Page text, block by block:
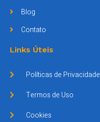
Blog
Contato
Links Úteis
Políticas de Privacidade
Termos de Uso
Cookies